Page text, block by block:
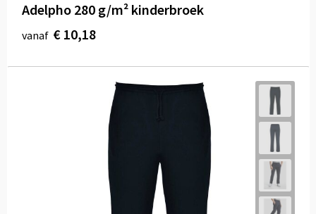
Adelpho 280 g/m² kinderbroek
vanaf € 10,18